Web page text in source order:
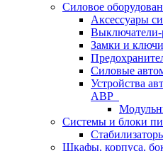
Силовое
Аксессуары
Выключатели-
Замки и
Силовые
Устройства
АВР
Системы и блоки
Шкафы, корпуса,